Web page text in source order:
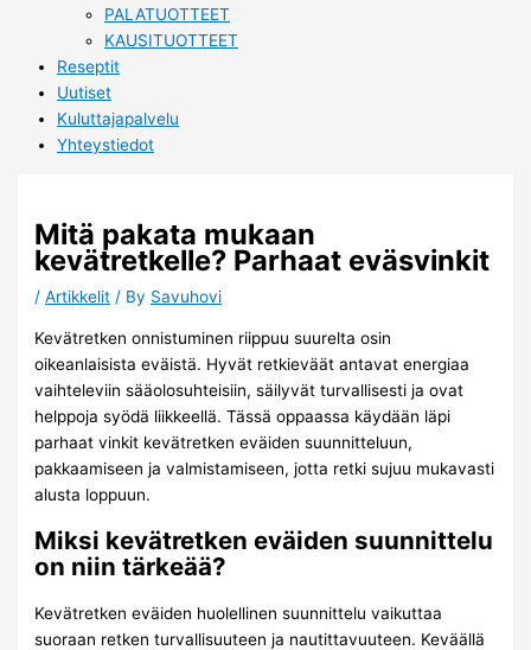
PALATUOTTEET
KAUSITUOTTEET
Reseptit
Uutiset
Kuluttajapalvelu
Yhteystiedot
Mitä pakata mukaan
kevätretkelle? Parhaat eväsvinkit
/Artikkelit / By Savuhovi
Kevätretken onnistuminen riippuu suurelta osin
oikeanlaisista eväistä. Hyvät retkieväät antavat energiaa
vaihteleviin sääolosuhteisiin, säilyvät turvallisesti ja ovat
helppoja syödä liikkeellä. Tässä oppaassa käydään läpi
parhaat vinkit kevätretken eväiden suunnitteluun,
pakkaamiseen ja valmistamiseen, jotta retki sujuu mukavasti
alusta loppuun.
Miksi kevätretken eväiden suunnittelu
on niin tärkeää?
Kevätretken eväiden huolellinen suunnittelu vaikuttaa
suoraan retken turvallisuuteen ja nautittavuuteen. Keväällä